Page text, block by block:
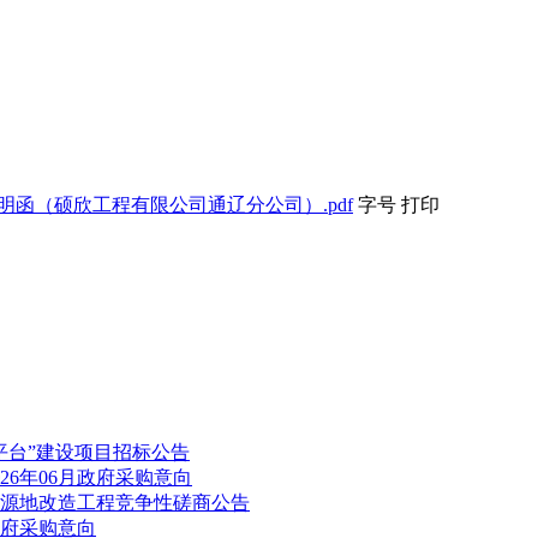
函（硕欣工程有限公司通辽分公司）.pdf 字号 打印
台”建设项目招标公告
年06月政府采购意向
地改造工程竞争性磋商公告
采购意向